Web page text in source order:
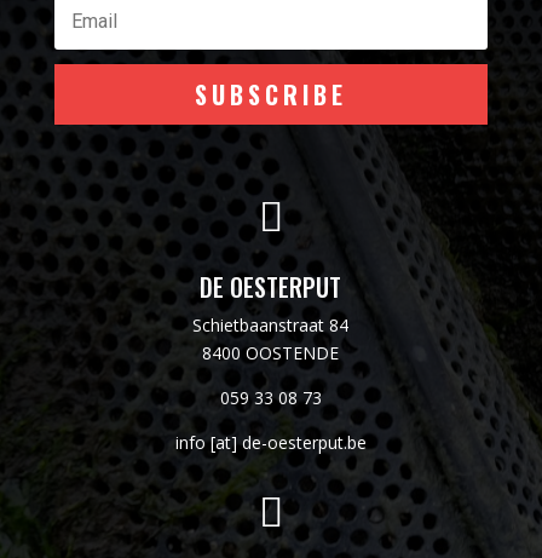
SUBSCRIBE

DE OESTERPUT
Schietbaanstraat 84
8400 OOSTENDE
059 33 08 73
info [at] de-oesterput.be
